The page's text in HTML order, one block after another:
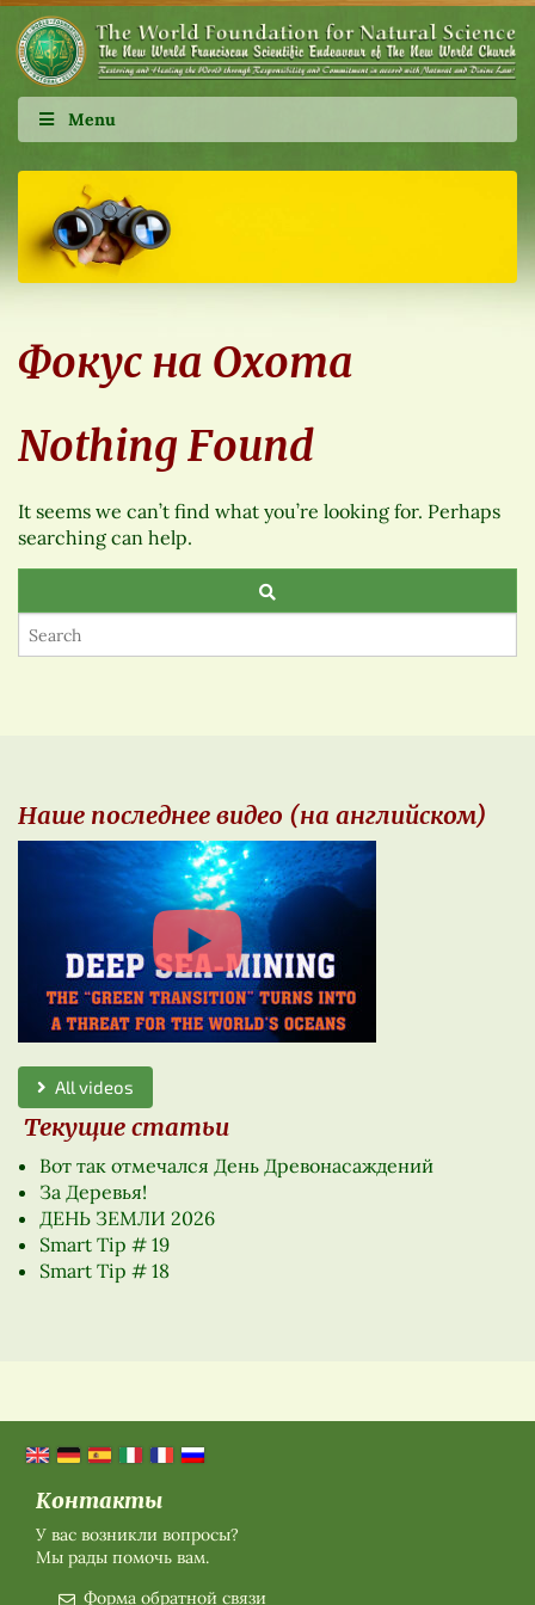
Menu
Фокус на Охота
Nothing Found
It seems we can’t find what you’re looking for. Perhaps
searching can help.
Наше последнее видео (на английском)
All videos
Текущие статьи
Вот так отмечался День Древонасаждений
За Деревья!
ДЕНЬ ЗЕМЛИ 2026
Smart Tip # 19
Smart Tip # 18
Контакты
У вас возникли вопросы?
Мы рады помочь вам.
Форма обратной связи